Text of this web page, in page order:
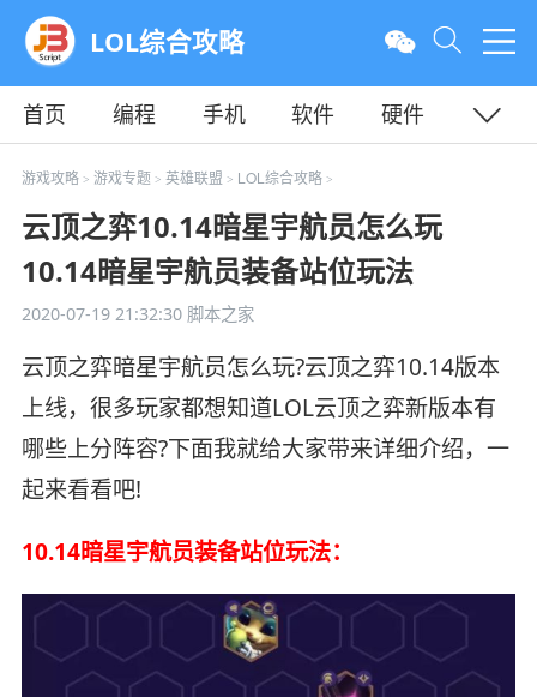
LOL综合攻略
首页 编程 手机 软件
硬件
教程
平面 服务器
游戏攻略> 游戏专题 > 英雄联盟 > LOL综合攻略>
云顶之弈10.14暗星宇航员怎么玩
10.14暗星宇航员装备站位玩法
2020-07-19 21:32:30脚本之家
云顶之弈暗星宇航员怎么玩?云顶之弈10.14版本
上线，很多玩家都想知道LOL云顶之弈新版本有
哪些上分阵容?下面我就给大家带来详细介绍，一
起来看看吧!
10.14暗星宇航员装备站位玩法：